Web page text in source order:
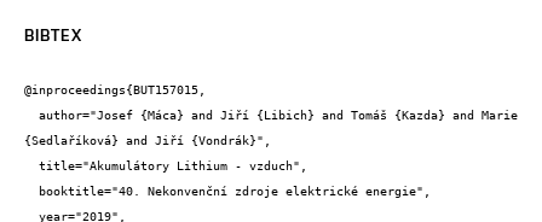
BIBTEX
@inproceedings{BUT157015,
{Sedlaříková} and Jiří {Vondrák}",